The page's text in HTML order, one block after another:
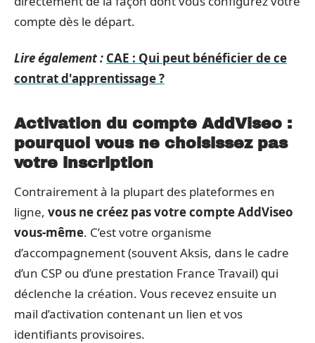
compte dès le départ.
Lire également : CAE : Qui peut bénéficier de ce
contrat d'apprentissage ?
Activation du compte AddViseo :
pourquoi vous ne choisissez pas
votre inscription
Contrairement à la plupart des plateformes en
ligne, vous ne créez pas votre compte AddViseo
vous-même. C’est votre organisme
d’accompagnement (souvent Aksis, dans le cadre
d’un CSP ou d’une prestation France Travail) qui
déclenche la création. Vous recevez ensuite un
mail d’activation contenant un lien et vos
identifiants provisoires.